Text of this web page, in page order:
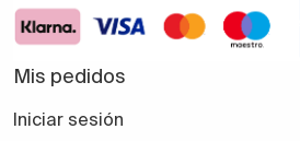
Mis pedidos
Iniciar sesión